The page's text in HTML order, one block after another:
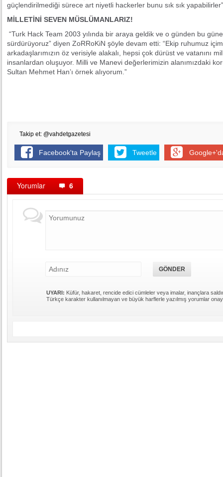
güçlendirilmediği sürece art niyetli hackerler bunu sık sık
MİLLETİNİ SEVEN MÜSLÜMANLARIZ!
“Turk Hack Team 2003 yılında bir araya geldik ve o günden bu güne
sürdürüyoruz” diyen ZoRRoKiN şöyle devam etti: “Ekip ruhumuz
arkadaşlarımızın öz verisiyle alakalı, hepsi çok dürüst ve vatanını
insanlardan oluşuyor. Milli ve Manevi değerlerimizin alanımızdaki
Sultan Mehmet Han’ı örnek alıyorum.”
Takip et: @vahdetgazetesi
Facebook'ta Paylaş Tweetle
Yorumlar 6
UYARI: Küfür, hakaret, rencide edici cümleler veya imalar, inançlara
Türkçe karakter kullanılmayan ve büyük harflerle yazılmış yorumlar